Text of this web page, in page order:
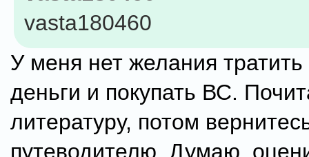
vasta180460
У меня нет желания
деньги и покупать ВС.
литературу, потом
путеводителю. Думаю,